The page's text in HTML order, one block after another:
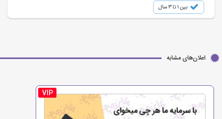
بین ۱ تا ۳ سال
اعلان‌های مشابه
VIP